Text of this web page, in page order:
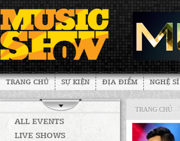
TRANG CHỦ SỰ KIỆN ĐỊA ĐIỂM NGHỆ SĨ
ALL EVENTS
LIVE SHOWS
TRANG CHỦ /